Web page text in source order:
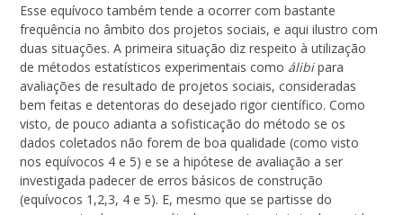
Esse equívoco também tende a ocorrer com bastante
frequência no âmbito dos projetos sociais, e aqui ilustro com
duas situações. A primeira situação diz respeito à utilização
de métodos estatísticos experimentais como álibipara
avaliações de resultado de projetos sociais, consideradas
bem feitas e detentoras do desejado rigor científico. Como
visto, de pouco adianta a sofisticação do método se os
dados coletados não forem de boa qualidade (como visto
nos equívocos 4 e 5) e se a hipótese de avaliação a ser
investigada padecer de erros básicos de construção
(equívocos 1,2,3, 4 e 5). E, mesmo que se partisse do